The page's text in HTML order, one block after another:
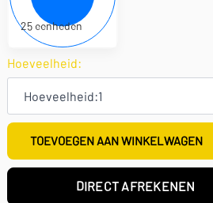
75,25 per doos
25 eenheden
Hoeveelheid:
TOEVOEGEN AAN WINKELWAGEN
DIRECT AFREKENEN